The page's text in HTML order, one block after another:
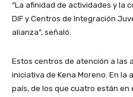
“La afinidad de actividades y la
DIF y Centros de Integración
alianza”, señaló.
Estos centros de atención a las
iniciativa de Kena Moreno. En la
país, de los que cuatro están en